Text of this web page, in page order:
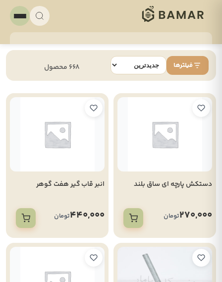
فیلترها 668 محصول
دستکش پارچه ای ساق بلند
270,000تومان
انبر قاب گیر هفت گوهر
440,000تومان